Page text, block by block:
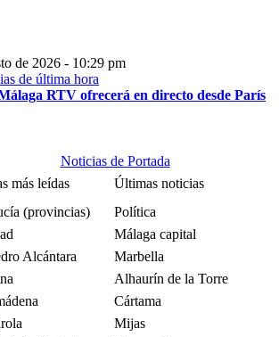
de 2026 - 10:29 pm
RTV ofrecerá en directo desde París
Noticias de Portada
más leídas
Últimas noticias
(provincias)
Política
Málaga capital
Alcántara
Marbella
Alhaurín de la Torre
Cártama
Mijas